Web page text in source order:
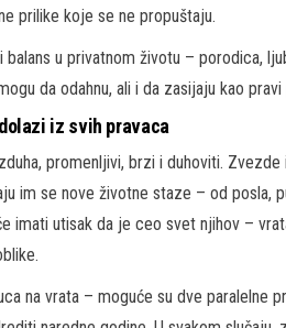
prilike koje se ne propuštaju.
u privatnom životu – porodica,
da odahnu, ali i da zasijaju kao
iz svih pravaca
promenljivi, brzi i duhoviti.
im se nove životne staze – od posla,
imati utisak da je ceo svet njihov –
na vrata – moguće su dve paralelne